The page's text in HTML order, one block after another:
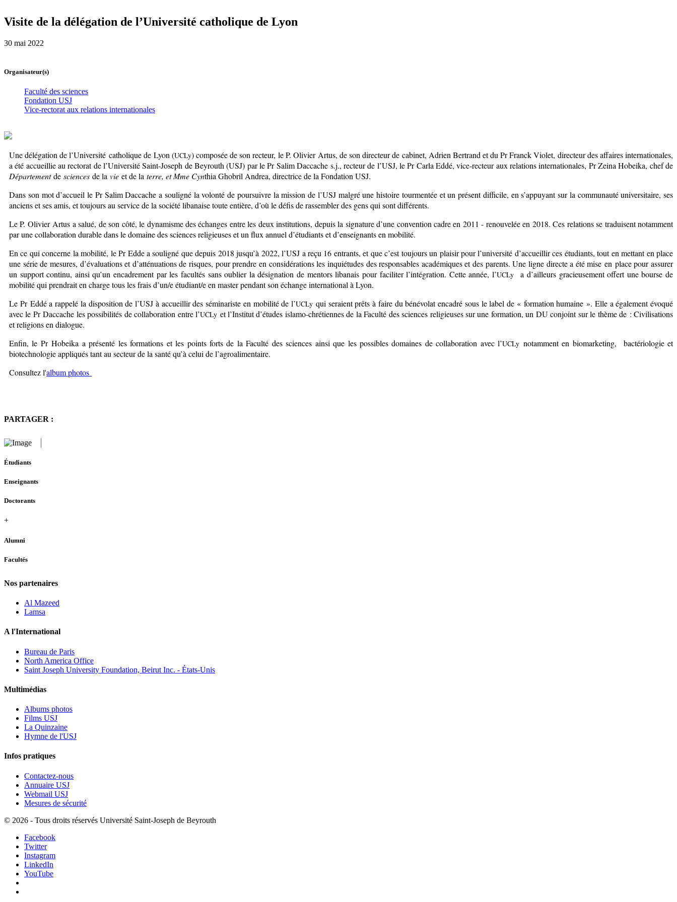
Visite de la délégation de l’Université catholique de Lyon
30 mai 2022
Organisateur(s)
Faculté des sciences
Fondation USJ
Vice-rectorat aux relations internationales
Une délégation de l’Université catholique de Lyon (UCLy) composée de son recteur, le P. Olivier Artus, de son directeur de cabinet, Adrien Bertrand et du Pr Franck Violet, directeur des affaires internationales,
a été accueillie au rectorat de l’Université Saint-Joseph de Beyrouth (USJ) par le Pr Salim Daccache s.j., recteur de l’USJ, le Pr Carla Eddé, vice-recteur aux relations internationales, Pr Zeina Hobeika, chef de
Départementde sciences de la vie et de la terre, et Mme Cynthia Ghobril Andrea, directrice de la Fondation USJ.
Dans son mot d’accueil le Pr Salim Daccache a souligné la volonté de poursuivre la mission de l’USJ malgré une histoire tourmentée et un présent difficile, en s’appuyant sur la communauté universitaire, ses
anciens et ses amis, et toujours au service de la société libanaise toute entière, d’où le défis de rassembler des gens qui sont différents.
Le P. Olivier Artus a salué, de son côté, le dynamisme des échanges entre les deux institutions, depuis la signature d’une convention cadre en 2011 - renouvelée en 2018. Ces relations se traduisent notamment
par une collaboration durable dans le domaine des sciences religieuses et un flux annuel d’étudiants et d’enseignants en mobilité.
En ce qui concerne la mobilité, le Pr Edde a souligné que depuis 2018 jusqu’à 2022, l’USJ a reçu 16 entrants, et que c’est toujours un plaisir pour l’université d’accueillir ces étudiants, tout en mettant en place
une série de mesures, d’évaluations et d’atténuations de risques, pour prendre en considérations les inquiétudes des responsables académiques et des parents. Une ligne directe a été mise en place pour assurer
un support continu, ainsi qu’un encadrement par les facultés sans oublier la désignation de mentors libanais pour faciliter l’intégration. Cette année, l’UCLy a d’ailleurs gracieusement offert une bourse de
mobilité qui prendrait en charge tous les frais d’un/e étudiant/e en master pendant son échange international à Lyon.
Le Pr Eddé a rappelé la disposition de l’USJ à accueillir des séminariste en mobilité de l’UCLy qui seraient prêts à faire du bénévolat encadré sous le label de « formation humaine ». Elle a également évoqué
avec le Pr Daccache les possibilités de collaboration entre l’UCLy et l’Institut d’études islamo-chrétiennes de la Faculté des sciences religieuses sur une formation, un DU conjoint sur le thème de : Civilisations
et religions en dialogue.
Enfin, le Pr Hobeika a présenté les formations et les points forts de la Faculté des sciences ainsi que les possibles domaines de collaboration avec l’UCLy notamment en biomarketing, bactériologie et
biotechnologie appliqués tant au secteur de la santé qu’à celui de l’agroalimentaire.
Consultez l'album photos
PARTAGER :
Étudiants
Enseignants
Doctorants
+
Alumni
Facultés
Nos partenaires
Al Mazeed
Lamsa
A l'International
Bureau de Paris
North America Office
Saint Joseph University Foundation, Beirut Inc. - États-Unis
Multimédias
Albums photos
Films USJ
La Quinzaine
Hymne de l'USJ
Infos pratiques
Contactez-nous
Annuaire USJ
Webmail USJ
Mesures de sécurité
© 2026 - Tous droits réservés Université Saint-Joseph de Beyrouth
Facebook
Twitter
Instagram
LinkedIn
YouTube